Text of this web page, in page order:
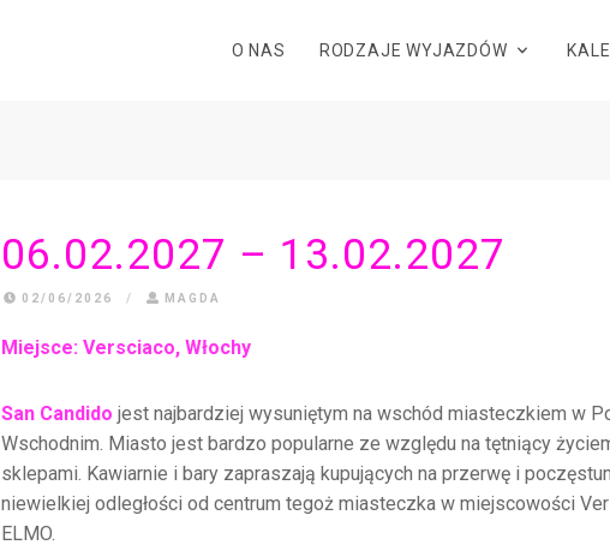
O NAS RODZAJE WYJAZDÓW
06.02.2027 – 13.02.2027
02/06/2026 / MAGDA
Miejsce: Versciaco, Włochy
San Candido jest najbardziej wysuniętym na wschód miasteczkiem w
Wschodnim. Miasto jest bardzo popularne ze względu na tętniący
sklepami. Kawiarnie i bary zapraszają kupujących na przerwę i
niewielkiej odległości od centrum tegoż miasteczka w miejscowości
ELMO.